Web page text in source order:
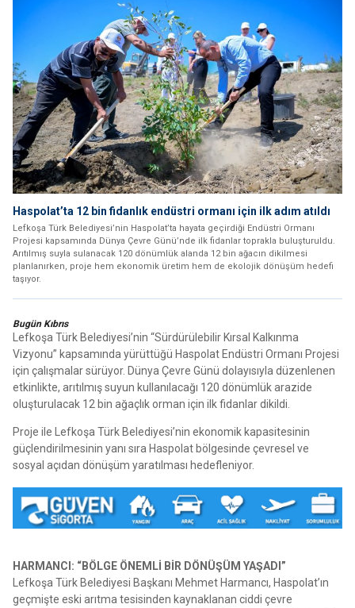
Haspolat’ta 12 bin fidanlık endüstri ormanı için ilk adım atıldı
Lefkoşa Türk Belediyesi’nin Haspolat’ta hayata geçirdiği Endüstri Ormanı
Projesi kapsamında Dünya Çevre Günü’nde ilk fidanlar toprakla buluşturuldu.
Arıtılmış suyla sulanacak 120 dönümlük alanda 12 bin ağacın dikilmesi
planlanırken, proje hem ekonomik üretim hem de ekolojik dönüşüm hedefi
taşıyor.
Bugün Kıbrıs
Lefkoşa Türk Belediyesi’nin “Sürdürülebilir Kırsal Kalkınma
Vizyonu” kapsamında yürüttüğü Haspolat Endüstri Ormanı Projesi
için çalışmalar sürüyor. Dünya Çevre Günü dolayısıyla düzenlenen
etkinlikte, arıtılmış suyun kullanılacağı 120 dönümlük arazide
oluşturulacak 12 bin ağaçlık orman için ilk fidanlar dikildi.
Proje ile Lefkoşa Türk Belediyesi’nin ekonomik kapasitesinin
güçlendirilmesinin yanı sıra Haspolat bölgesinde çevresel ve
sosyal açıdan dönüşüm yaratılması hedefleniyor.
HARMANCI: “BÖLGE ÖNEMLİ BİR DÖNÜŞÜM YAŞADI”
Lefkoşa Türk Belediyesi Başkanı Mehmet Harmancı, Haspolat’ın
geçmişte eski arıtma tesisinden kaynaklanan ciddi çevre